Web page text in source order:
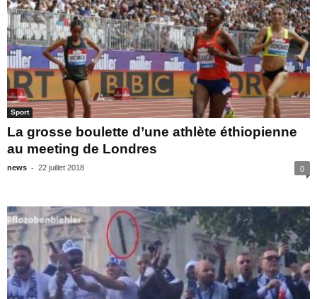
Sport
La grosse boulette d’une athlète éthiopienne
au meeting de Londres
news - 22 juillet 2018 0